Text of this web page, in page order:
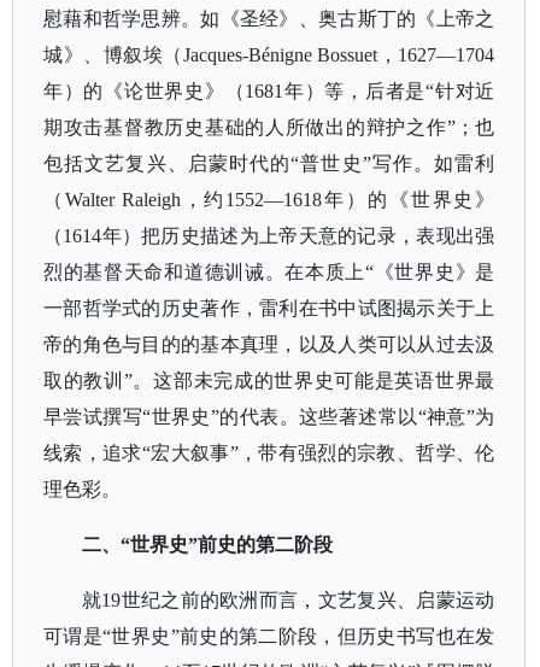
慰藉和哲学思辨。如《圣经》、奥古斯丁的《上帝之
城》、博叙埃（Jacques-Bénigne Bossuet，1627—1704
年）的《论世界史》（1681年）等，后者是“针对近
期攻击基督教历史基础的人所做出的辩护之作”；也
包括文艺复兴、启蒙时代的“普世史”写作。如雷利
（Walter Raleigh，约1552—1618年）的
《世界史》
（1614年）把历史描述为上帝天意的记录，表现出强
烈的基督天命和道德训诫。在本质上“《世界史》是
一部哲学式的历史著作，雷利在书中试图揭示关于上
帝的角色与目的的基本真理，以及人类可以从过去汲
取的教训”。这部未完成的世界史可能是英语世界最
早尝试撰写“世界史”的代表。这些著述常以“神意”为
线索，追求“宏大叙事”，带有强烈的宗教、哲学、伦
理色彩。
二、 “世界史”前史的第二阶段
就19世纪之前的欧洲而言，文艺复兴、启蒙运动
可谓是“世界史”前史的第二阶段，但历史书写也在发